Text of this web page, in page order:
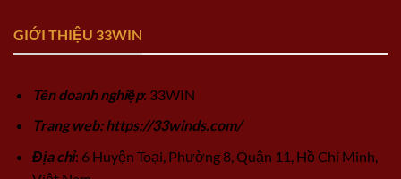
GIỚI THIỆU 33WIN
Tên doanh nghiệp: 33WIN
Trang web: https://33winds.com/
Địa chỉ: 6 Huyện Toại, Phường 8, Quận 11, Hồ Chí Minh,